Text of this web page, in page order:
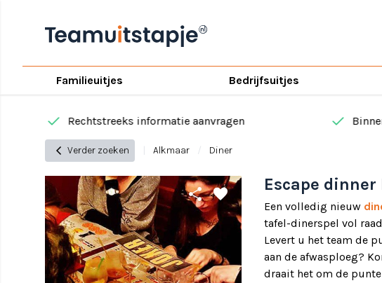
Familieuitjes Bedrijfsuitjes
done Rechtstreeks informatie aanvragen done
chevron_left Verder zoeken Alkmaar / Diner
Escape
Een volledig nieuw
tafel-dinerspel vol
Levert u het team de
aan de afwasploeg?
draait het om de
share favorite